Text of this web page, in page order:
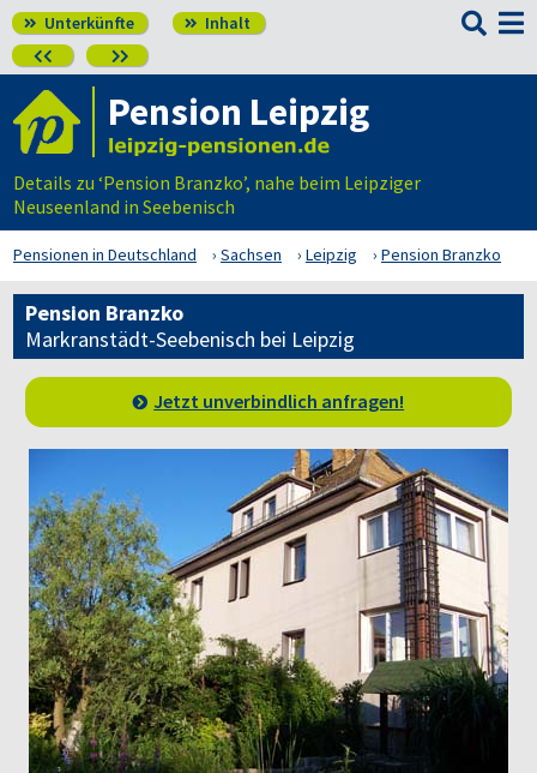
 Unterkünfte  Inhalt
 

Pension Leipzig
Details zu ‘Pension Branzko’, nahe beim Leipziger
Neuseenland in Seebenisch
Pensionen in Deutschland Sachsen Leipzig Pension Branzko
Pension Branzko
Markranstädt-Seebenisch bei Leipzig
Jetzt unverbindlich anfragen!